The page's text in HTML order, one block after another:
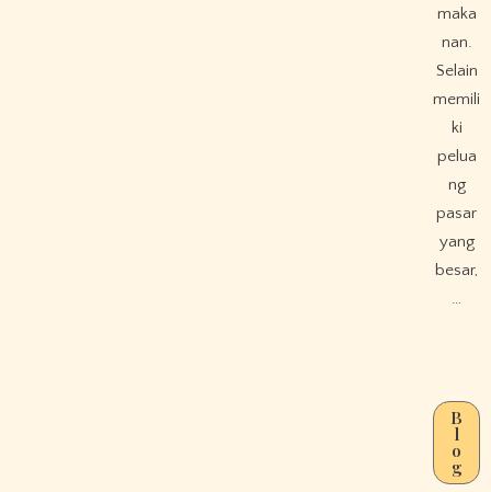
maka
nan.
Selain
memili
ki
pelua
ng
pasar
yang
besar,
…
B
l
o
g